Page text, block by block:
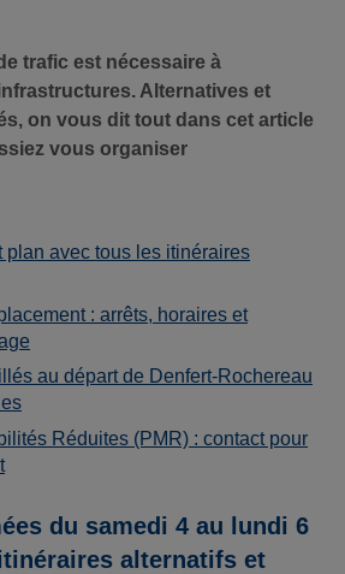
trafic est nécessaire à
Alternatives et
on vous dit tout dans cet article
vous organiser
plan avec tous les itinéraires
: arrêts, horaires et
au départ de Denfert-Rochereau
Réduites (PMR) : contact pour
du samedi 4 au lundi 6
alternatifs et